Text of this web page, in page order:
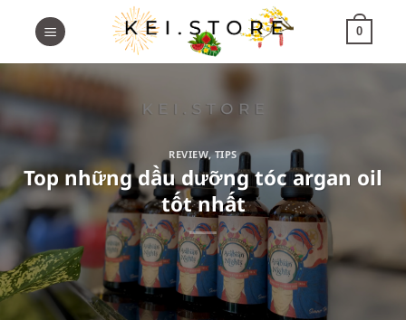
0
REVIEW,TIPS
Top những dầu dưỡng tóc argan oil
tốt nhất